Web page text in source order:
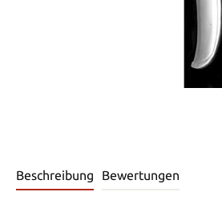
Beschreibung Bewertungen